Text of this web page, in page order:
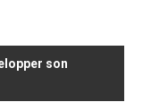
son